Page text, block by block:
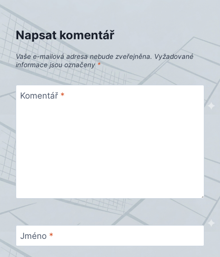
Napsat komentář
Vaše e-mailová adresa nebude zveřejněna. Vyžadované
informace jsou označeny *
Komentář *
Jméno *